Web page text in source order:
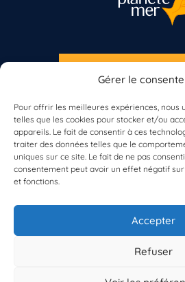
Gérer le
Pour offrir les meilleures expériences, nous
telles que les cookies pour stocker et/ou
appareils. Le fait de consentir à ces
traiter des données telles que le
uniques sur ce site. Le fait de ne pas
consentement peut avoir un effet négatif
et fonctions.
Accepter
Refuser
À propos de
Vos données
Ressources
Résultats du
Contacts
S'INSCRIRE À LA
Vous n’êtes pas encore